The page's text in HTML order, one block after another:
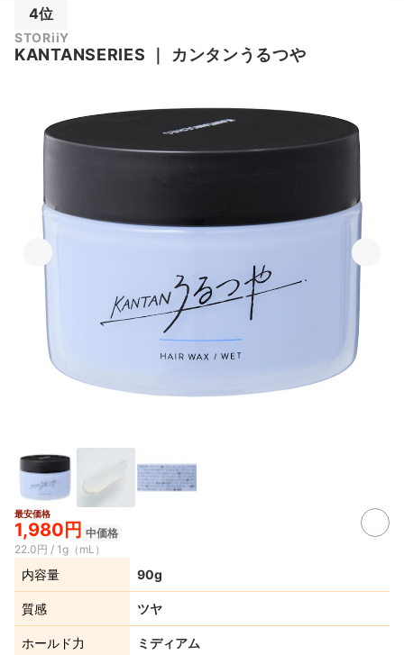
4位
STORiiY
KANTANSERIES カンタンうるつや
最安価格
1,980円 中価格
22.0円 / 1g（mL）
内容量 90g
質感 ツヤ
ホールド力 ミディアム